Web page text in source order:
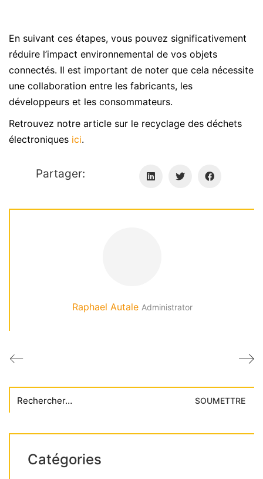
En suivant ces étapes, vous pouvez significativement
réduire l’impact environnemental de vos objets
connectés. Il est important de noter que cela nécessite
une collaboration entre les fabricants, les
développeurs et les consommateurs.
Retrouvez notre article sur le recyclage des déchets
électroniques ici.
Partager:
Raphael Autale Administrator
for:
Catégories